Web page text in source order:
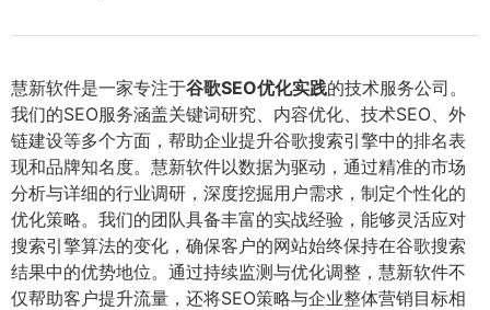
慧新软件是一家专注于谷歌SEO优化实践的技术服务公司。
我们的SEO服务涵盖关键词研究、内容优化、技术SEO、外
链建设等多个方面，帮助企业提升谷歌搜索引擎中的排名表
现和品牌知名度。慧新软件以数据为驱动，通过精准的市场
分析与详细的行业调研，深度挖掘用户需求，制定个性化的
优化策略。我们的团队具备丰富的实战经验，能够灵活应对
搜索引擎算法的变化，确保客户的网站始终保持在谷歌搜索
结果中的优势地位。通过持续监测与优化调整，慧新软件不
仅帮助客户提升流量，还将SEO策略与企业整体营销目标相